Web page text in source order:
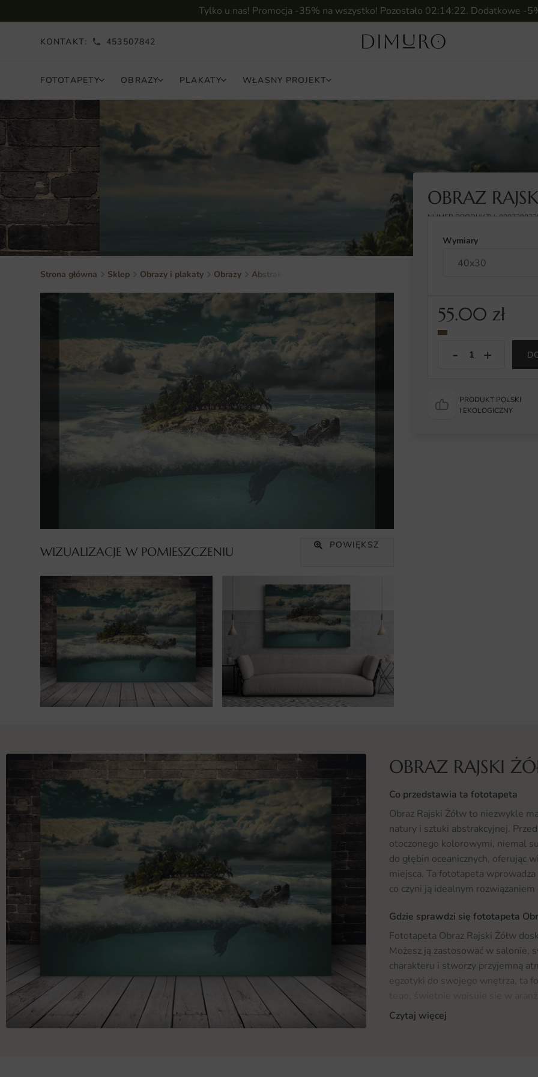
Tylko u nas! Promocja -35% na wszystko! Pozostało 02:14:21. Dodatkowe -
KONTAKT: 453507842
FOTOTAPETY OBRAZY PLAKATY WŁASNY PROJEKT
Strona główna Sklep Obrazy i plakaty Obrazy Abstrakcja
WIZUALIZACJE W POMIESZCZENIU POWIĘKSZ
OBRAZ
NUMER PRODUKTU:
Wymiary
55.00 zł
PRODUKT POLSKI
I EKOLOGICZNY
OBRAZ RAJSKI
Co przedstawia ta fototapeta
Obraz Rajski Żółw to niezwykle
natury i sztuki abstrakcyjnej.
otoczonego kolorowymi, niemal
do głębin oceanicznych, oferując
miejsca. Ta fototapeta
co czyni ją idealnym
Gdzie sprawdzi się fototapeta
Fototapeta Obraz Rajski Żółw
Możesz ją zastosować w salonie,
charakteru i stworzy przyjemną
egzotyki do swojego wnętrza, ta
doskonałym dodatkiem do
Czytaj więcej